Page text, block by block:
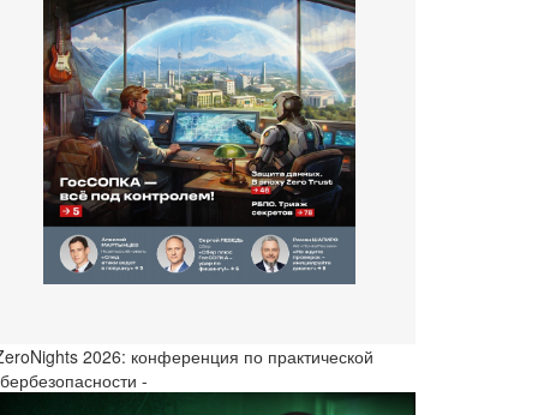
2026: конференция по практической
-